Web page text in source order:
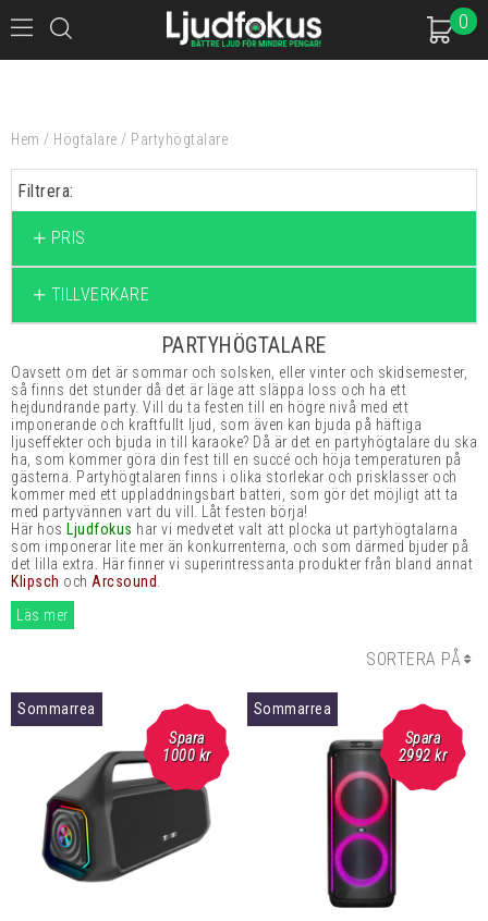
0
Hem / Högtalare / Partyhögtalare
Filtrera:
PRIS
TILLVERKARE
PARTYHÖGTALARE
Oavsett om det är sommar och solsken, eller vinter och skidsemester,
så finns det stunder då det är läge att släppa loss och ha ett
hejdundrande party. Vill du ta festen till en högre nivå med ett
imponerande och kraftfullt ljud, som även kan bjuda på häftiga
ljuseffekter och bjuda in till karaoke? Då är det en partyhögtalare du ska
ha, som kommer göra din fest till en succé och höja temperaturen på
gästerna. Partyhögtalaren finns i olika storlekar och prisklasser och
kommer med ett uppladdningsbart batteri, som gör det möjligt att ta
med partyvännen vart du vill. Låt festen börja!
Här hos Ljudfokus har vi medvetet valt att plocka ut partyhögtalarna
som imponerar lite mer än konkurrenterna, och som därmed bjuder på
det lilla extra. Här finner vi superintressanta produkter från bland annat
Klipsch och Arcsound.
Läs mer
SORTERA PÅ
Spara
1000kr
Sommarrea
Spara
2992kr
Sommarrea